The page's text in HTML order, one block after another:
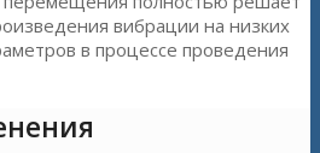
вибрации на низких
в процессе проведения